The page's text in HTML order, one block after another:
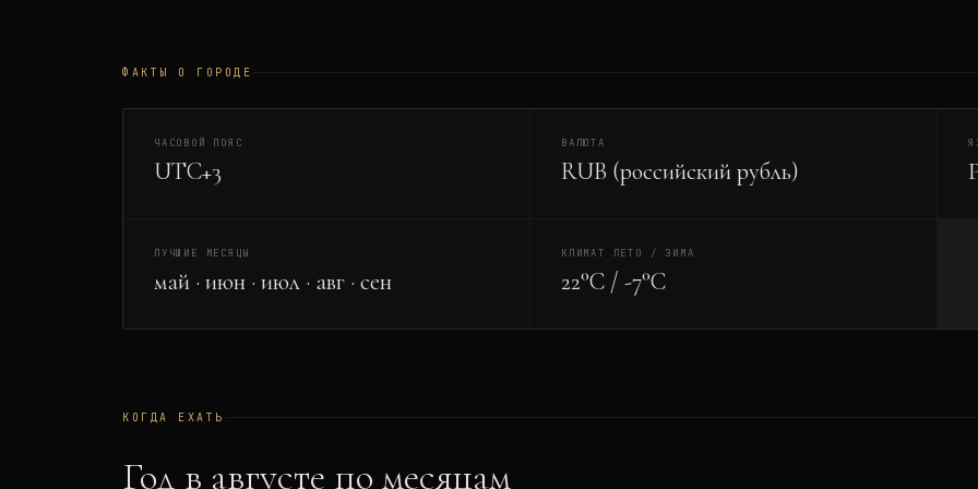
ФАКТЫ О ГОРОДЕ
ЧАСОВОЙ ПОЯС
UTC+3
ВАЛЮТА
RUB (российский рубль)
ЛУЧШИЕ МЕСЯЦЫ
май · июн · июл · авг · сен
КЛИМАТ ЛЕТО / ЗИМА
22°C / -7°C
КОГДА ЕХАТЬ
Год в августе по месяцам